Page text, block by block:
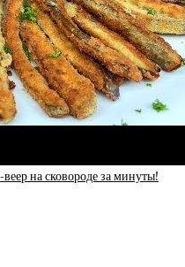
на сковороде за минуты!